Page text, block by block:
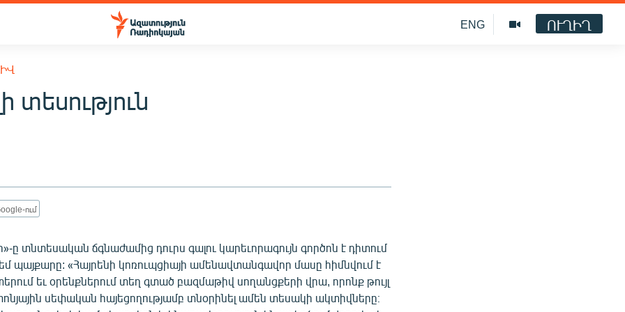
ENG ՈՒՂԻՂ
տեսություն
ում
ը տնտեսական ճգնաժամից դուրս գալու կարեւորագույն գործոն է դիտում
պայքարը: «Հայրենի կոռուպցիայի ամենավտանգավոր մասը հիմնվում է
եւ օրենքներում տեղ գտած բազմաթիվ սողանցքերի վրա, որոնք թույլ
սեփական հայեցողությամբ տնօրինել ամեն տեսակի ակտիվները։